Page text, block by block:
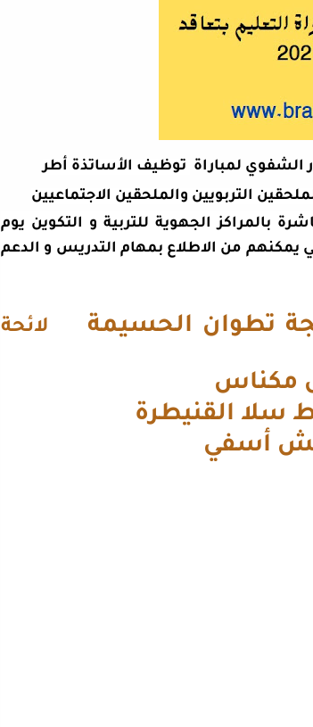
الشفوي لمباراة توظيف الأساتذة أطر
التربويين والملحقين الاجتماعيين
بالمراكز الجهوية للتربية و التكوين يوم
تأهيلي يمكنهم من الاطلاع بمهام التدريس و الدعم
تطوان الحسيمة
لائحة
مكناس
سلا القنيطرة
أسفي